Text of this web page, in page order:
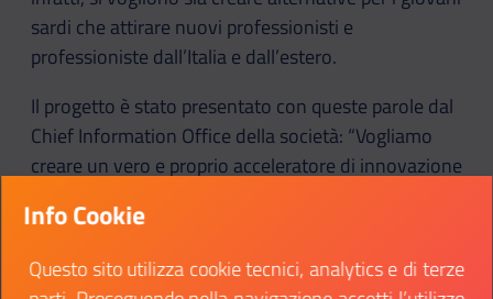
sardi che attirare nuovi professionisti e
professioniste dall’Italia e dall’estero.
Il progetto è stato presentato con queste parole dal
Chief Information Office della società: “Vogliamo
creare un vero e proprio acceleratore di innovazione
potenziali aree di business. Grazie alla partnership
con CREA e The Net Value potremo attingere a un
ricco bacino di talenti e contribuire alla loro
Info Cookie
Questo sito utilizza cookie tecnici, analytics e di terze